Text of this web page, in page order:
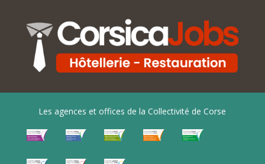
Les agences et offices de la Collectivité de Corse